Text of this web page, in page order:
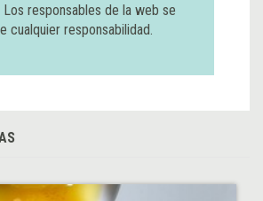
responsables de la web se
cualquier responsabilidad.